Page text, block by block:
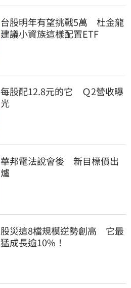
台股明年有望挑戰5萬 杜金龍
建議小資族這樣配置ETF
每股配12.8元的它 Ｑ2營收曝
光
華邦電法說會後 新目標價出
爐
股災這8檔規模逆勢創高 它最
猛成長逾10%！